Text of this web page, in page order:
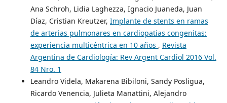
Ana Schroh, Lidia Laghezza, Ignacio Juaneda, Juan
Díaz, Cristian Kreutzer, Implante de stents en ramas
de arterias pulmonares en cardiopatias congenitas:
experiencia multicéntrica en 10 años , Revista
Argentina de Cardiología: Rev Argent Cardiol 2016 Vol.
84 Nro. 1
Leandro Videla, Makarena Bibiloni, Sandy Posligua,
Ricardo Venencia, Julieta Manattini, Alejandro